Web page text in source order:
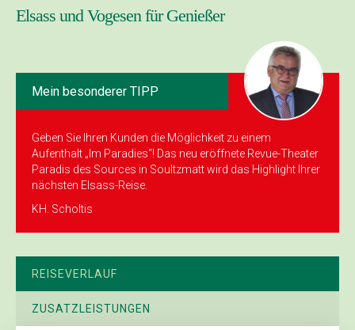
Elsass und Vogesen für Genießer
Mein besonderer TIPP
Geben Sie Ihren Kunden die Möglichkeit zu einem
Aufenthalt „Im Paradies“! Das neu eröffnete Revue-Theater
Paradis des Sources in Soultzmatt wird das Highlight Ihrer
nächsten Elsass-Reise.
KH. Scholtis
REISEVERLAUF
ZUSATZLEISTUNGEN